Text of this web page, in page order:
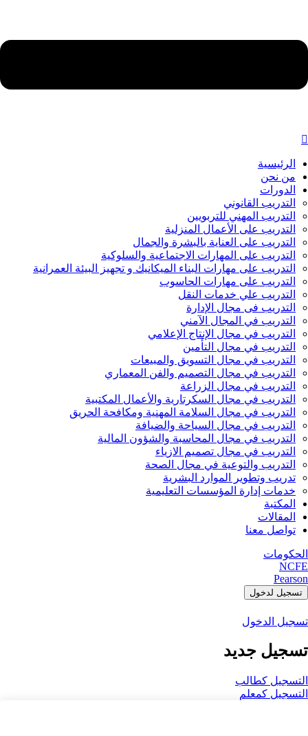
الرئيسية
من نحن
الدورات
التدريب القانوني
التدريب المهني للتربويين
التدريب على الأعمال المنزلية
التدريب على العناية بالبشرة والجمال
التدريب على المهارات الاجتماعية والسلوكية
التدريب على مهارات البناء الميكانيك و تجهيز البيئة العمرانية
التدريب على مهارات الحاسوب
التدريب علي خدمات النقل
التدريب فى مجال الإدارة
التدريب في المجال الآمني
التدريب في مجال الإنتاج الإعلامي
التدريب في مجال التأمين
التدريب في مجال التسويق والمبيعات
التدريب في مجال التصميم والفن المعماري
التدريب في مجال الزراعة
التدريب في مجال السكرتارية والأعمال المكتبية
التدريب في مجال السلامة المهنية ومكافحة الحريق
التدريب في مجال السياحة والضيافة
التدريب في مجال المحاسبة والشؤون المالية
التدريب في مجال تصميم الازياء
التدريب والتوعية في مجال الصحة
تدريب وتطوير الموارد البشرية
خدمات إدارة المؤسسات التعليمية
المكتبة
المقالات
تواصل معنا
الحكومات
NCFE
Pearson
تسجيل لدخول
تسجيل الدخول
تسجيل جديد
التسجيل كطالب
التسجيل كمعلم